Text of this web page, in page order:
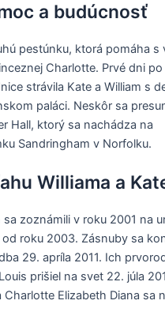
a budúcnosť
pestúnku, ktorá pomáha s
Charlotte. Prvé dni po
strávila Kate a William s
paláci. Neskôr sa
Hall, ktorý sa nachádza na
Sandringham v Norfolku.
Williama a
sa zoznámili v roku 2001 na
roku 2003. Zásnuby sa
29. apríla 2011. Ich
prišiel na svet 22. júla
Elizabeth Diana sa